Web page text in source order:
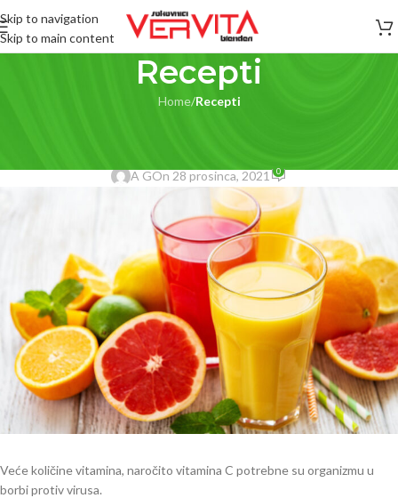
Skip to navigation
Skip to main content
Recepti
Home/Recepti
A GOn 28 prosinca, 2021 0
Veće količine vitamina, naročito vitamina C potrebne su organizmu u
borbi protiv virusa.